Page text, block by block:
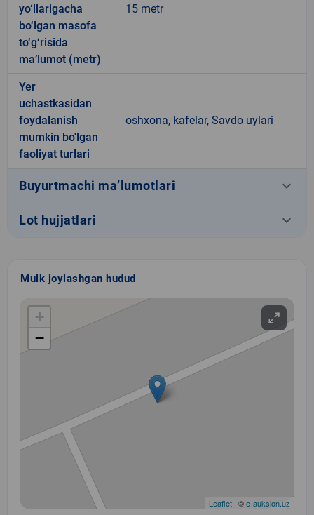
yo‘llarigacha
bo‘lgan masofa
to‘g‘risida
ma’lumot (metr)
15 metr
Yer
uchastkasidan
foydalanish
mumkin bo'lgan
faoliyat turlari
oshxona, kafelar, Savdo uylari
Buyurtmachi ma’lumotlari keyboard_arrow_down
Lot hujjatlari keyboard_arrow_down
Mulk joylashgan hudud
+
−
Leaflet | ©e-auksion.uz